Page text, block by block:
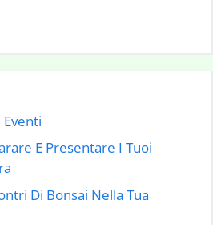
Eventi
E Presentare I Tuoi
Di Bonsai Nella Tua